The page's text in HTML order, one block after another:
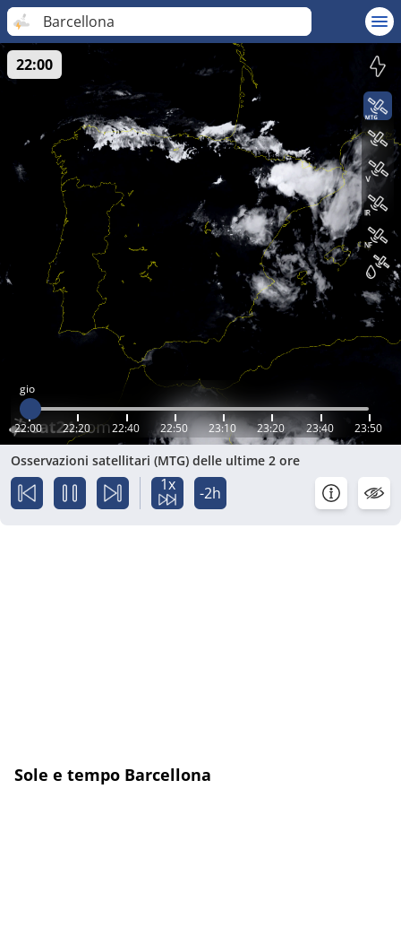
Barcellona
gio
22:00 22:20 22:40 22:50 23:10 23:20 23:40 23:50
22:00
Osservazioni satellitari (MTG) delle ultime 2 ore
1x -2h
Sole e tempo Barcellona